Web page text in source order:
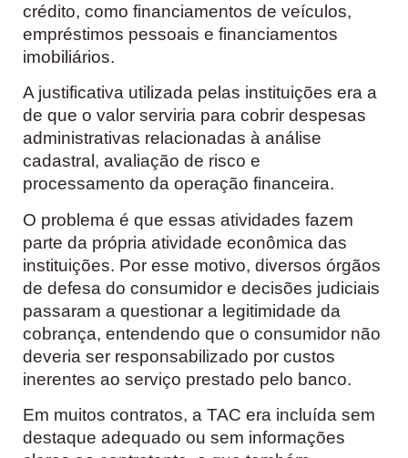
crédito, como financiamentos de veículos,
empréstimos pessoais e financiamentos
imobiliários.
A justificativa utilizada pelas instituições era a
de que o valor serviria para cobrir despesas
administrativas relacionadas à análise
cadastral, avaliação de risco e
processamento da operação financeira.
O problema é que essas atividades fazem
parte da própria atividade econômica das
instituições. Por esse motivo, diversos órgãos
de defesa do consumidor e decisões judiciais
passaram a questionar a legitimidade da
cobrança, entendendo que o consumidor não
deveria ser responsabilizado por custos
inerentes ao serviço prestado pelo banco.
Em muitos contratos, a TAC era incluída sem
destaque adequado ou sem informações